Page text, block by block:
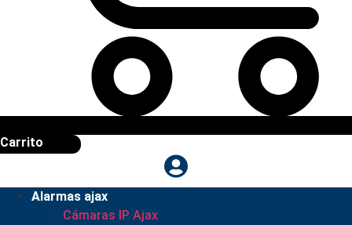
Carrito
Alarmas ajax
Cámaras IP Ajax